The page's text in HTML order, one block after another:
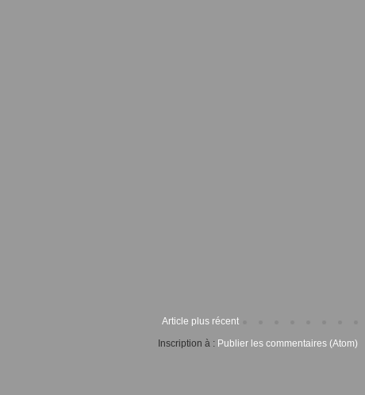
Article plus récent
Inscription à : Publier les commentaires (Atom)